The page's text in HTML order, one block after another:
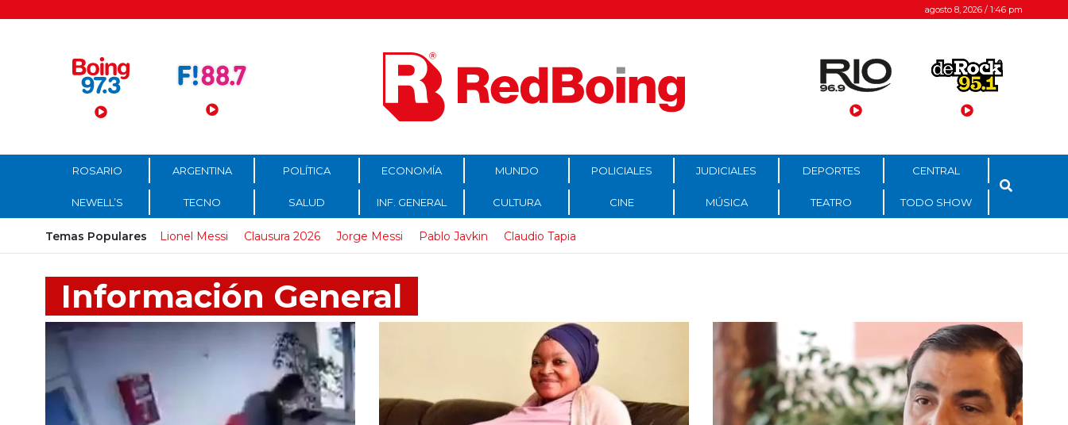
Menú Principal agosto 8, 2026 / 1:46 pm
ROSARIO ARGENTINA POLÍTICA ECONOMÍA MUNDO POLICIALES JUDICIALES DEPORTES CENTRAL
NEWELL’S TECNO SALUD INF. GENERAL CULTURA CINE MÚSICA TEATRO TODO SHOW
Temas Populares Lionel Messi Clausura 2026 Jorge Messi Pablo Javkin Claudio Tapia
Información General